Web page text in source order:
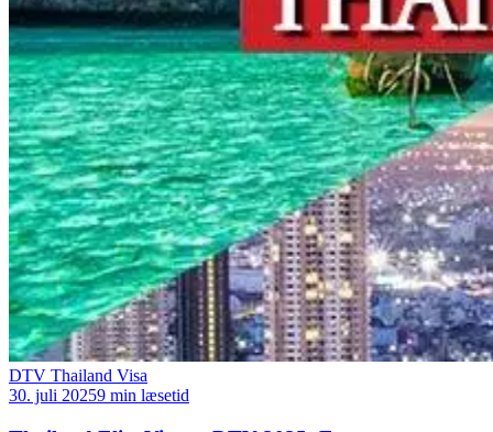
DTV Thailand Visa
30. juli 20259 min læsetid